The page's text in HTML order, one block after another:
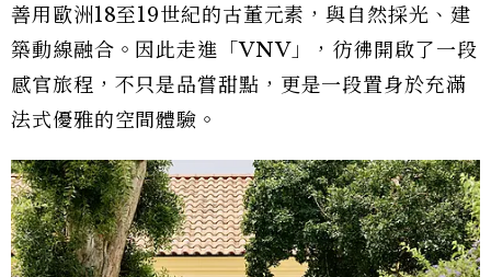
善用歐洲18至19世紀的古董元素，與自然採光、建
築動線融合。因此走進「VNV」，彷彿開啟了一段
感官旅程，不只是品嘗甜點，更是一段置身於充滿
法式優雅的空間體驗。